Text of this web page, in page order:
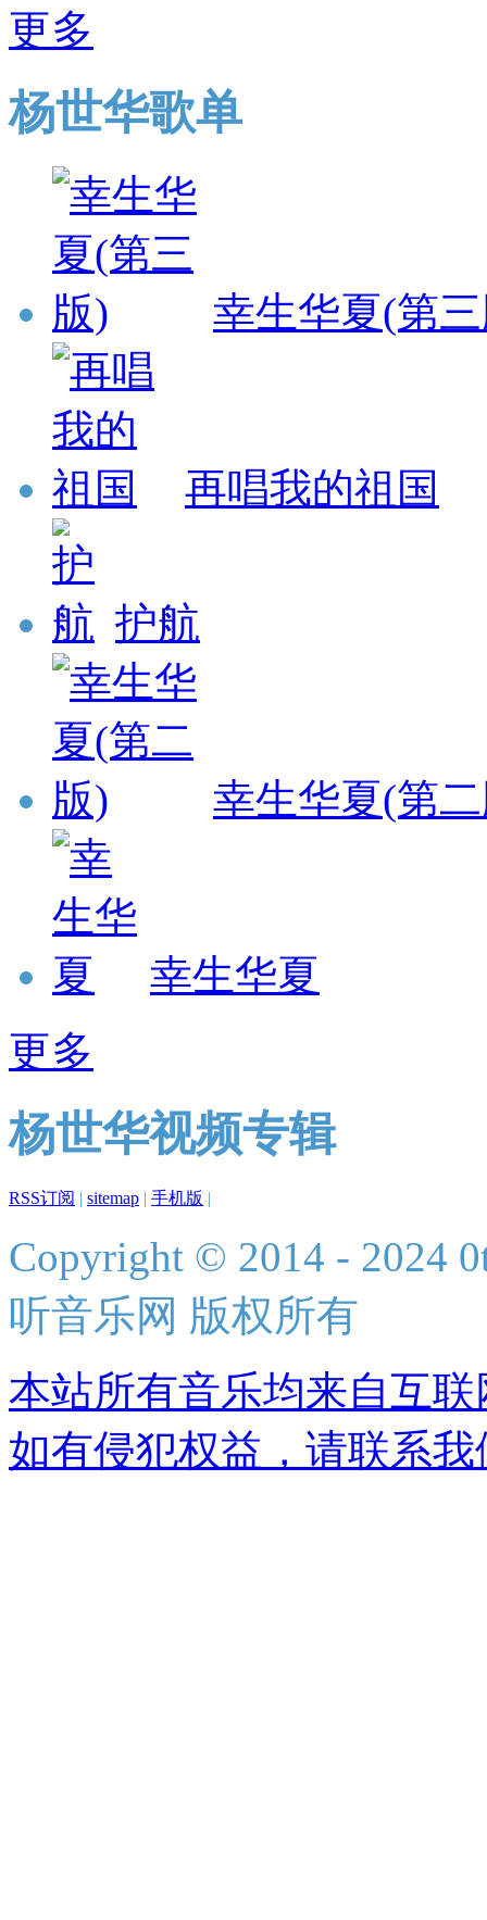
更多
杨世华歌单
幸生华夏(第
再唱我的祖国
护航
幸生华夏(第
幸生华夏
更多
杨世华视频专辑
RSS订阅 | sitemap | 手机版 |
Copyright © 2014 - 2024
听音乐网 版权所有
本站所有音乐均来自互
如有侵犯权益，请联系